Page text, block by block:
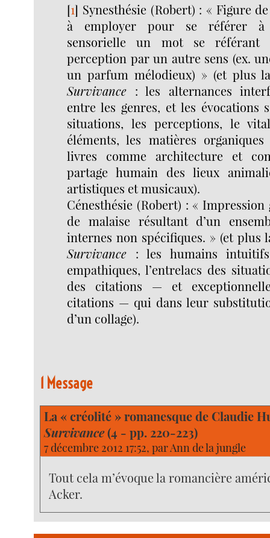
[1] Synesthésie (Robert) : « Figure
à employer pour se référer à
sensorielle un mot se référant
perception par un autre sens (ex.
un parfum mélodieux) » (et plus
Survivance : les alternances
entre les genres, et les évocations
situations, les perceptions, le
éléments, les matières
livres comme architecture et
partage humain des lieux
artistiques et musicaux).
Cénesthésie (Robert) : « Impression
de malaise résultant d’un
internes non spécifiques. » (et plus
Survivance : les humains
empathiques, l’entrelacs des
des citations — et
citations — qui dans leur
d’un collage).
1 Message
La « créolité » romanesque de Claudie
Survivance(4 - pp. 220-223)
7 décembre 2012 17:52, parAnn de la jungle
Tout cela m’évoque la romancière
Acker.